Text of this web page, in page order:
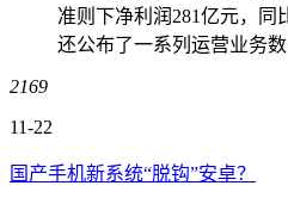
准则下净利润281亿元，
还公布了一系列运营业务数
2169
11-22
国产手机新系统“脱钩”安卓？